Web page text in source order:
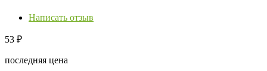
Написать отзыв
53 ₽
последняя цена